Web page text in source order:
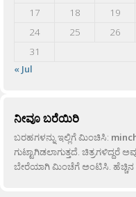
17
18 19
24
25 26
31
« Jul
ನೀವೂ ಬರೆಯಿರಿ
ಬರಹಗಳನ್ನು ಇಲ್ಲಿಗೆ ಮಿಂಚಿಸಿ:
ಗುಟ್ಟಾಗಿಡಲಾಗುತ್ತದೆ.
ಬೇರೆಯಾಗಿ ಮಿಂಚೆಗೆ ಅಂಟಿಸಿ. ಹೆಚ್ಚಿನ